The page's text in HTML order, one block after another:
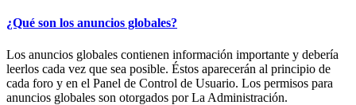
¿Qué son los anuncios globales?
Los anuncios globales contienen información importante y debería
leerlos cada vez que sea posible. Éstos aparecerán al principio de
cada foro y en el Panel de Control de Usuario. Los permisos para
anuncios globales son otorgados por La Administración.